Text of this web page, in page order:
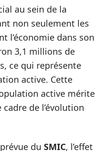
au sein de la
non seulement les
l’économie dans son
3,1 millions de
ce qui représente
active. Cette
active mérite
cadre de l’évolution
du SMIC, l’effet